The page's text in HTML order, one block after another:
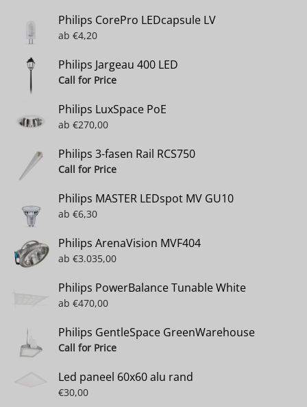
Philips CorePro LEDcapsule LV
ab €4,20
Philips Jargeau 400 LED
Call for Price
Philips LuxSpace PoE
ab €270,00
Philips 3-fasen Rail RCS750
Call for Price
Philips MASTER LEDspot MV GU10
ab €6,30
Philips ArenaVision MVF404
ab €3.035,00
Philips PowerBalance Tunable White
ab €470,00
Philips GentleSpace GreenWarehouse
Call for Price
Led paneel 60x60 alu rand
€30,00